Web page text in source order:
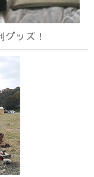
ッズ！